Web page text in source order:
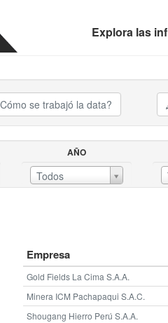
Explora las
se trabajó la data?
AÑO
Todos
AÑOEMPRESA
Empresa
Gold Fields La Cima S.A.A.
Minera ICM Pachapaqui S.A.C.
Shougang Hierro Perú S.A.A.